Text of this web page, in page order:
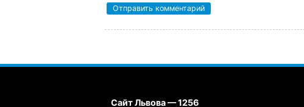
Сайт Львова — 1256